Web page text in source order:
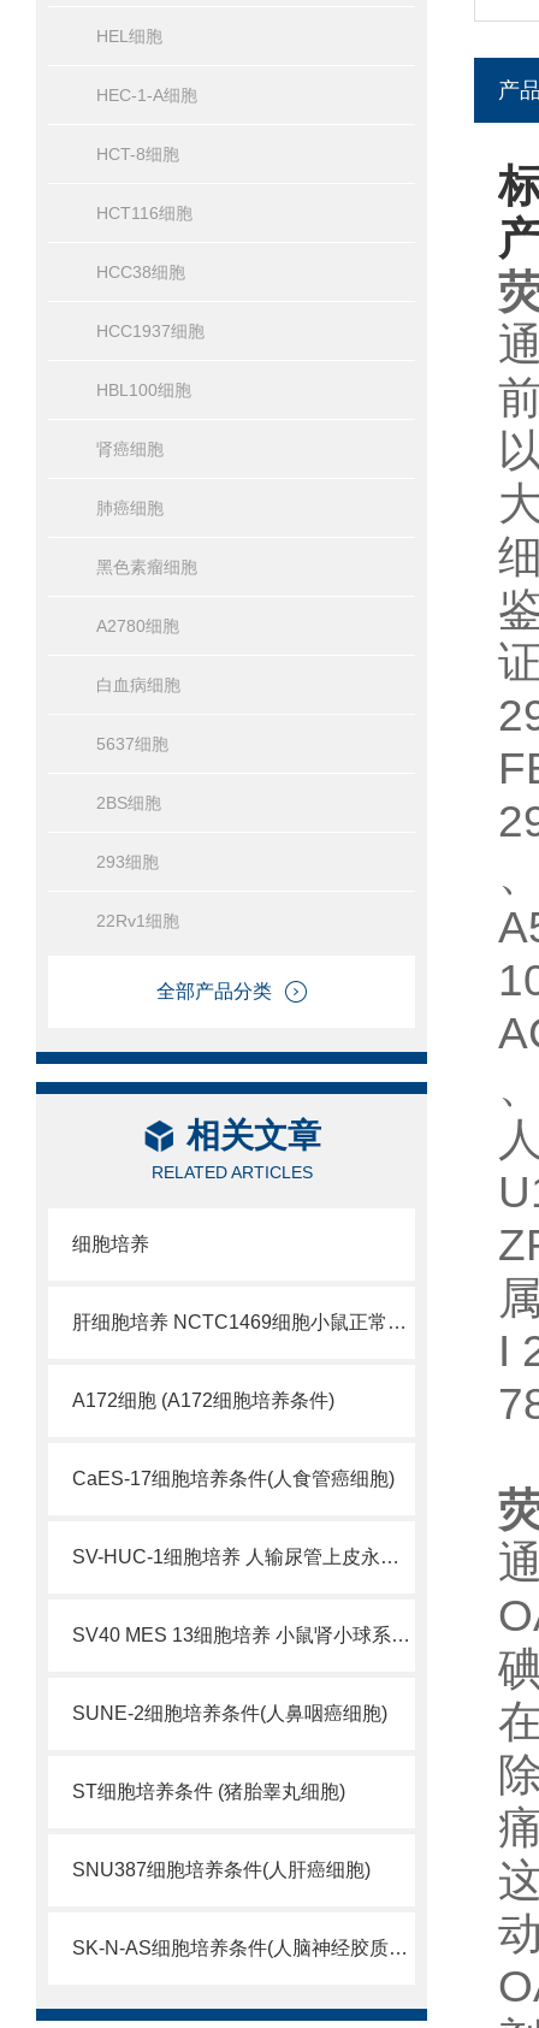
HEL细胞
HEC-1-A细胞
HCT-8细胞
HCT116细胞
HCC38细胞
HCC1937细胞
HBL100细胞
肾癌细胞
肺癌细胞
黑色素瘤细胞
A2780细胞
白血病细胞
5637细胞
2BS细胞
293细胞
22Rv1细胞
全部产品分类
相关文章
RELATED ARTICLES
细胞培养
肝细胞培养 NCTC1469细胞小鼠正常肝细胞
A172细胞 (A172细胞培养条件)
CaES-17细胞培养条件(人食管癌细胞)
SV-HUC-1细胞培养 人输尿管上皮永生化细胞
SV40 MES 13细胞培养 小鼠肾小球系膜细胞
SUNE-2细胞培养条件(人鼻咽癌细胞)
ST细胞培养条件 (猪胎睾丸细胞)
SNU387细胞培养条件(人肝癌细胞)
SK-N-AS细胞培养条件(人脑神经胶质母细胞瘤)
产
I